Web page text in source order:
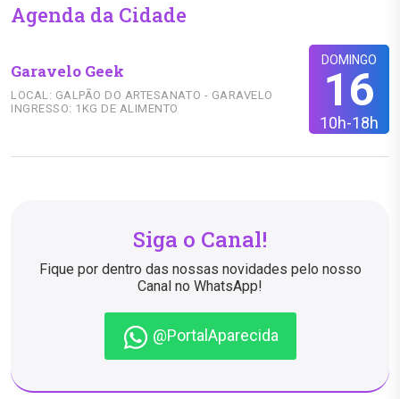
Agenda da Cidade
DOMINGO
16
10h-18h
Garavelo Geek
LOCAL: GALPÃO DO ARTESANATO - GARAVELO
INGRESSO: 1KG DE ALIMENTO
Siga o Canal!
Fique por dentro das nossas novidades pelo nosso
Canal no WhatsApp!
@PortalAparecida